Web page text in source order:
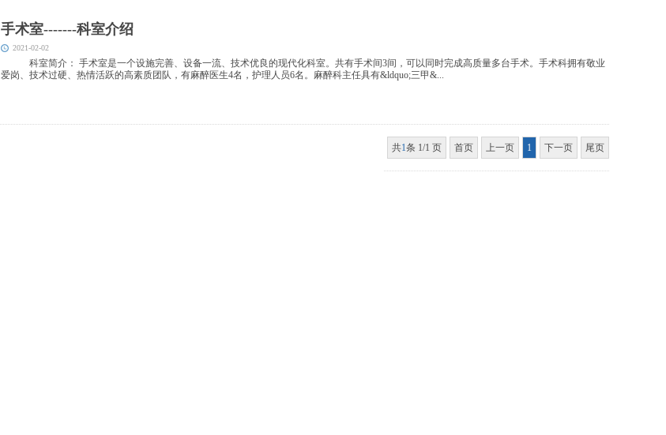
手术室-------科室介绍
2021-02-02
科室简介： 手术室是一个设施完善、设备一流、技术优良的现代化科室。共有手术间3间，可以同时完成高质量多台手术。手术科拥有敬业
爱岗、技术过硬、热情活跃的高素质团队，有麻醉医生4名，护理人员6名。麻醉科主任具有&ldquo;三甲&...
共1条 1/1 页 首页 上一页 1 下一页 尾页